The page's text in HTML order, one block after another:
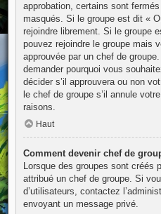
approbation, certains sont
masqués. Si le groupe est dit «
rejoindre librement. Si le groupe
pouvez rejoindre le groupe mais
approuvée par un chef de
demander pourquoi vous
décider s’il approuvera ou non
le chef de groupe s’il annule
raisons.
Haut
Comment devenir chef de
Lorsque des groupes sont créés
attribué un chef de groupe. Si
d’utilisateurs, contactez
envoyant un message privé.